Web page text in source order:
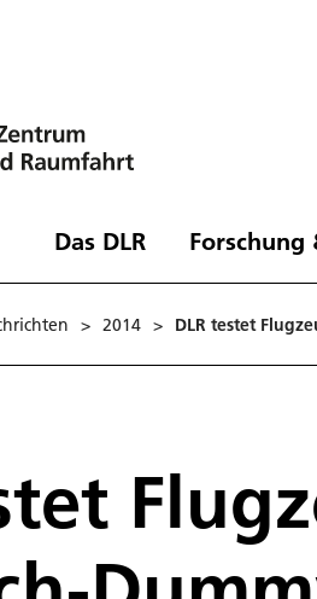
Das DLR Forschung
> 2014 > DLR testet